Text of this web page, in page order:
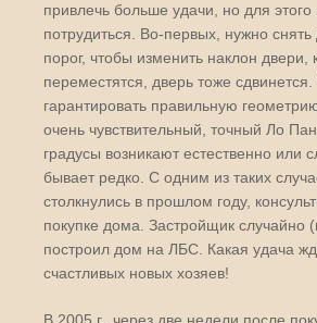
привлечь больше удачи, но для этого
потрудиться. Во-первых, нужно снять
порог, чтобы изменить наклон двери,
переместятся, дверь тоже
гарантировать правильную
очень чувствительный, точный Ло
градусы возникают естественно или
бывает редко. С одним из таких
столкнулись в прошлом году,
покупке дома. Застройщик случайно
построил дом на ЛБС. Какая удача
счастливых новых хозяев!